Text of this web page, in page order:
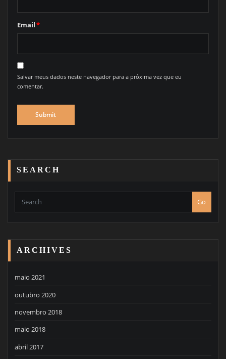
Email*
Salvar meus dados neste navegador para a próxima vez que eu
comentar.
SEARCH
Go
ARCHIVES
maio 2021
outubro 2020
novembro 2018
maio 2018
abril 2017